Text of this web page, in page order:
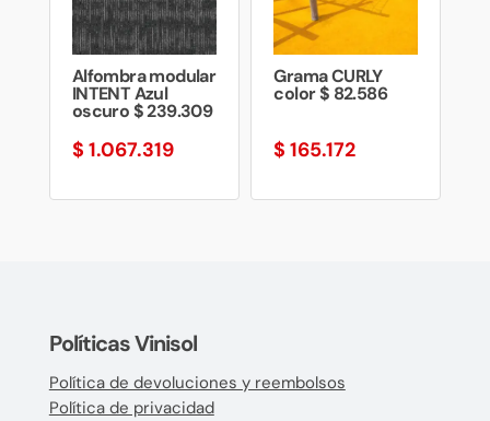
Alfombra modular
INTENT Azul
oscuro $ 239.309
$ 1.067.319
Grama CURLY
color $ 82.586
$ 165.172
Políticas Vinisol
Política de devoluciones y reembolsos
Política de privacidad